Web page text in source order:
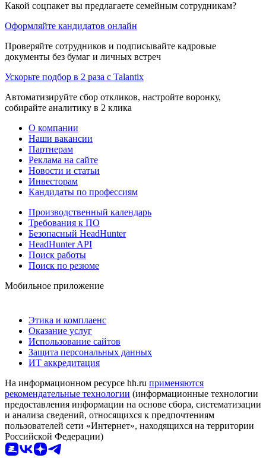
Какой соцпакет вы предлагаете семейным сотрудникам?
Оформляйте кандидатов онлайн
Проверяйте сотрудников и подписывайте кадровые
документы без бумаг и личных встреч
Ускорьте подбор в 2 раза с Talantix
Автоматизируйте сбор откликов, настройте воронку,
собирайте аналитику в 2 клика
О компании
Наши вакансии
Партнерам
Реклама на сайте
Новости и статьи
Инвесторам
Кандидаты по профессиям
Производственный календарь
Требования к ПО
Безопасный HeadHunter
HeadHunter API
Поиск работы
Поиск по резюме
Мобильное приложение
Этика и комплаенс
Оказание услуг
Использование сайтов
Защита персональных данных
ИТ аккредитация
На информационном ресурсе hh.ru применяются
рекомендательные технологии (информационные технологии
предоставления информации на основе сбора, систематизации
и анализа сведений, относящихся к предпочтениям
пользователей сети «Интернет», находящихся на территории
Российской Федерации)